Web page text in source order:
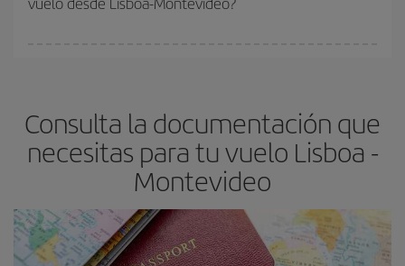
Consulta la documentación que
necesitas para tu vuelo Lisboa -
Montevideo